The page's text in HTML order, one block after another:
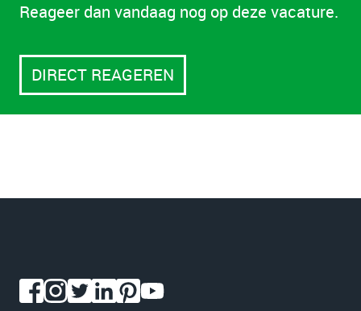
Reageer dan vandaag nog op deze vacature.
DIRECT REAGEREN